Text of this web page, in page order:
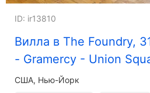
Вилла в The Foundry,
- Gramercy - Union
ID: ir13810
США, Нью-Йорк